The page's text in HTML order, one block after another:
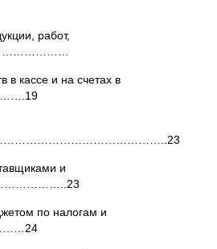
работ,
в кассе и на счетах в
и
по налогам и